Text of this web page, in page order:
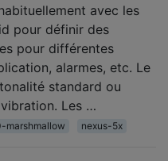
avec les
pour définir des
pour différentes
alarmes, etc. Le
standard ou
Les …
marshmallow nexus-5x